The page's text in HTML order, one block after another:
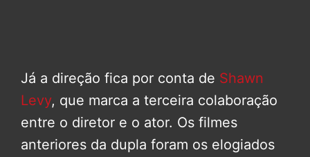
Já a direção fica por conta de Shawn
Levy, que marca a terceira colaboração
entre o diretor e o ator. Os filmes
anteriores da dupla foram os elogiados